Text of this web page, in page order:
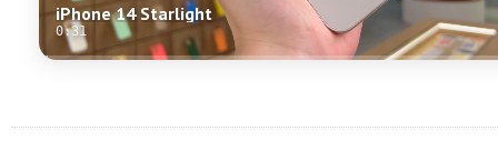
iPhone 14 Starlight
0:31